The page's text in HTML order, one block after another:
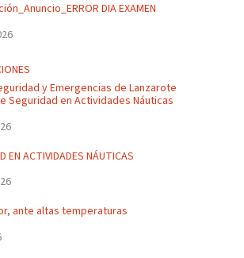
DIA EXAMEN
y Emergencias de Lanzarote
Seguridad en Actividades Náuticas
EN ACTIVIDADES NÁUTICAS
ante altas temperaturas